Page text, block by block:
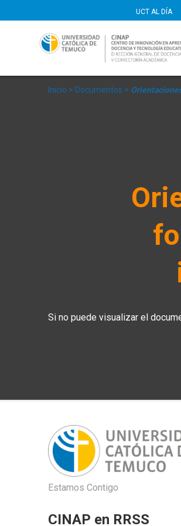
al
UCT AL DÍA
Inicio > Documentos >
Si no puede visualizar el
Estamos Contigo
CINAP en RRSS